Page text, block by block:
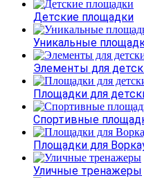
Детские площадки
Уникальные
Элементы для
Площадки для
Спортивные
Площадки для
Уличные тренажеры